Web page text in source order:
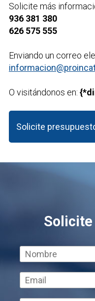
Solicite más
936 381 380
626 575 555
Enviando un correo
O visitándonos en:
Solicite